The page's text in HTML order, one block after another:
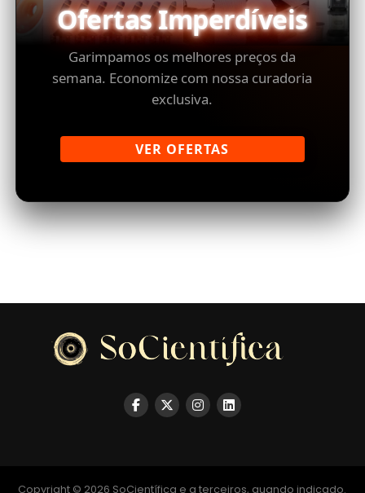
Ofertas Imperdíveis
Garimpamos os melhores preços da
semana. Economize com nossa curadoria
exclusiva.
VER OFERTAS
Copyright © 2026 SoCientífica e a terceiros, quando indicado.